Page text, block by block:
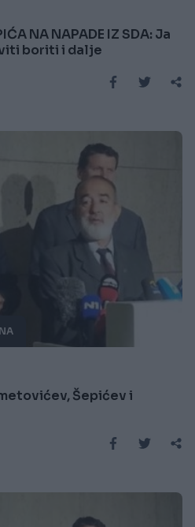
NA NAPADE IZ SDA: Ja
boriti i dalje
Šepićev i